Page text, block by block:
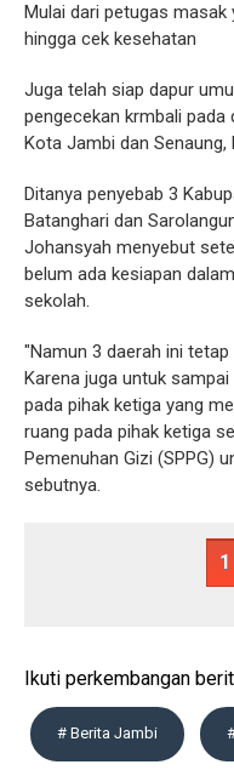
Mulai dari petugas masak
hingga cek kesehatan
Juga telah siap dapur
pengecekan krmbali pada
Kota Jambi dan Senaung,
Ditanya penyebab 3
Batanghari dan
Johansyah menyebut
belum ada kesiapan
sekolah.
"Namun 3 daerah ini
Karena juga untuk
pada pihak ketiga yang
ruang pada pihak ketiga
Pemenuhan Gizi (SPPG)
sebutnya.
1
Ikuti perkembangan
# Berita Jambi